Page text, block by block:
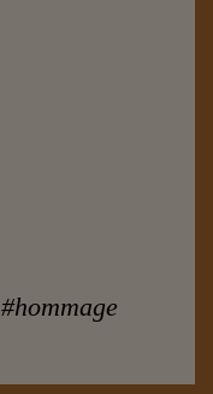
#hommage